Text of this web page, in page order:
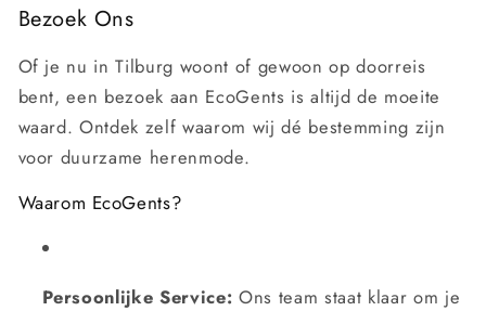
Bezoek Ons
Of je nu in Tilburg woont of gewoon op doorreis
bent, een bezoek aan EcoGents is altijd de moeite
waard. Ontdek zelf waarom wij dé bestemming zijn
voor duurzame herenmode.
Waarom EcoGents?
Persoonlijke Service: Ons team staat klaar om je